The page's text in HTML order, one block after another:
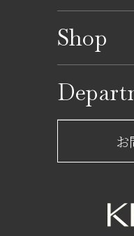
イベントカレン
Shop
レストラン一
ショップから
フロアガイド
サービスのご
お